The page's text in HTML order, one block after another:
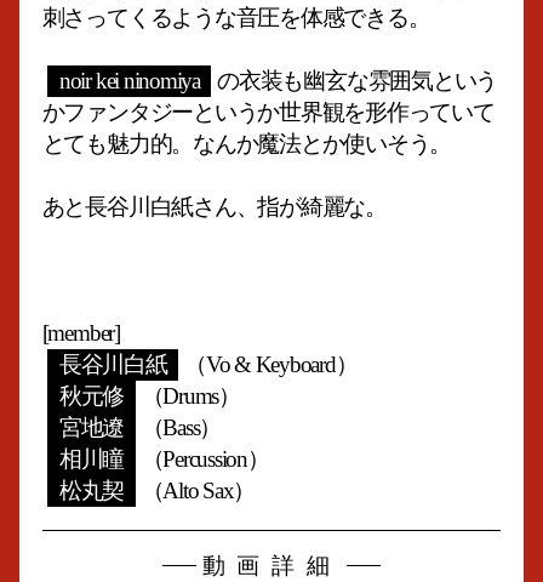
刺さってくるような音圧を体感できる。
noir kei ninomiya
の衣装も幽玄な雰囲気という
かファンタジーというか世界観を形作っていて
とても魅力的。なんか魔法とか使いそう。
あと長谷川白紙さん、指が綺麗な。
[member]
長谷川白紙
（Vo & Keyboard）
秋元修
（Drums）
宮地遼
（Bass）
相川瞳
（Percussion）
松丸契
（Alto Sax）
動画詳細